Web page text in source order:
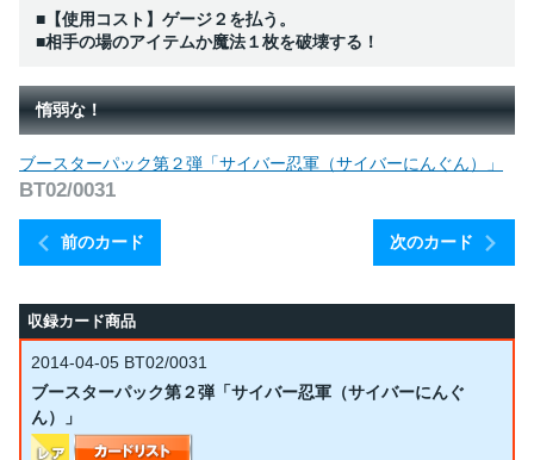
■【使用コスト】ゲージ２を払う。
■相手の場のアイテムか魔法１枚を破壊する！
惰弱な！
前のカード
ブースターパック第２弾「サイバー忍軍（サイバーにんぐん）」
BT02/0031
次のカード
収録カード商品
2014-04-05 BT02/0031
ブースターパック第２弾「サイバー忍軍（サイバーにんぐ
ん）」